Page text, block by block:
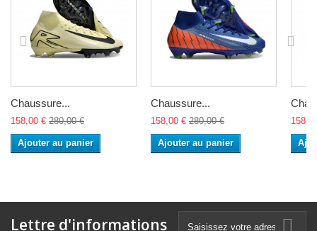
Chaussure...
158,00 € 280,00 €
Ajouter au panier
Chaussure...
158,00 € 280,00 €
Ajouter au panier
Lettre d'informations